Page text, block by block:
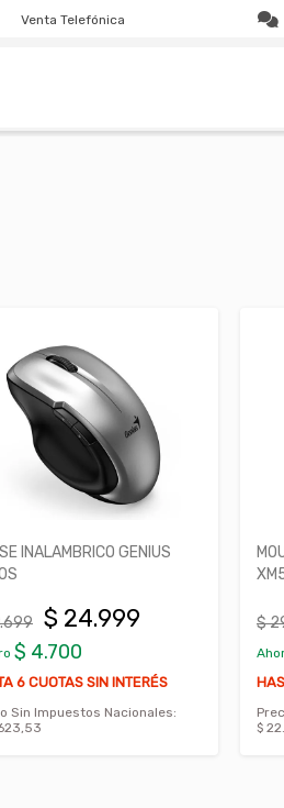
Venta Telefónica
MOUSE GAMER SOUL GAME-
$ 29.500
Ahorro
HASTA 6 CUOTAS SIN INTERÉS
Precio Sin Impuestos Nacionales: